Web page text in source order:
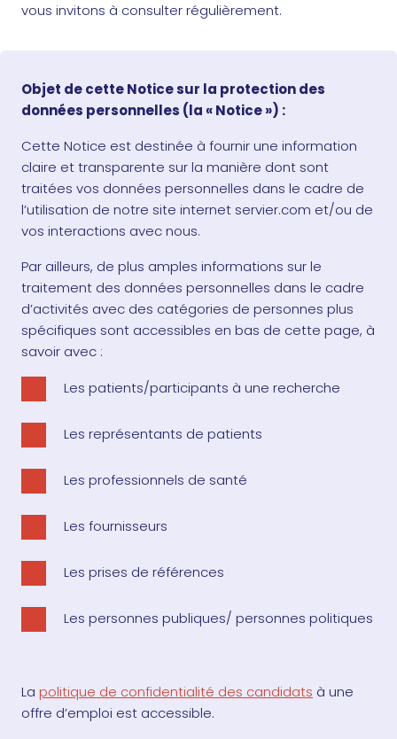
vous invitons à consulter régulièrement.
Objet de cette Notice sur la protection des
données personnelles (la « Notice ») :
Cette Notice est destinée à fournir une information
claire et transparente sur la manière dont sont
traitées vos données personnelles dans le cadre de
l’utilisation de notre site internet servier.com et/ou de
vos interactions avec nous.
Par ailleurs, de plus amples informations sur le
traitement des données personnelles dans le cadre
d’activités avec des catégories de personnes plus
spécifiques sont accessibles en bas de cette page, à
savoir avec :
Les patients/participants à une recherche
Les représentants de patients
Les professionnels de santé
Les fournisseurs
Les prises de références
Les personnes publiques/ personnes politiques
La politique de confidentialité des candidats à une
offre d’emploi est accessible.